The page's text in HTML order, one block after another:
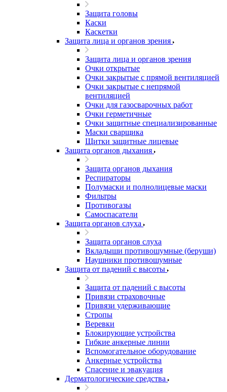
Защита головы
Каски
Каскетки
Защита лица и органов зрения
Защита лица и органов зрения
Очки открытые
Очки закрытые с прямой вентиляцией
Очки закрытые с непрямой
вентиляцией
Очки для газосварочных работ
Очки герметичные
Очки защитные специализированные
Маски сварщика
Щитки защитные лицевые
Защита органов дыхания
Защита органов дыхания
Респираторы
Полумаски и полнолицевые маски
Фильтры
Противогазы
Самоспасатели
Защита органов слуха
Защита органов слуха
Вкладыши противошумные (беруши)
Наушники противошумные
Защита от падений с высоты
Защита от падений с высоты
Привязи страховочные
Привязи удерживающие
Стропы
Веревки
Блокирующие устройства
Гибкие анкерные линии
Вспомогательное оборудование
Анкерные устройства
Спасение и эвакуация
Дерматологические средства